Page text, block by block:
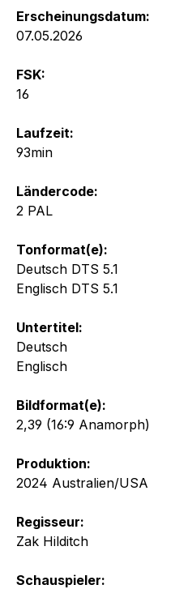
Erscheinungsdatum:
07.05.2026
FSK:
16
Laufzeit:
93min
Ländercode:
2 PAL
Tonformat(e):
Deutsch DTS 5.1
Englisch DTS 5.1
Untertitel:
Deutsch
Englisch
Bildformat(e):
2,39 (16:9 Anamorph)
Produktion:
2024 Australien/USA
Regisseur:
Zak Hilditch
Schauspieler: